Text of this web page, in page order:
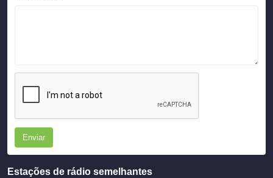
Enviar
Estações de rádio semelhantes